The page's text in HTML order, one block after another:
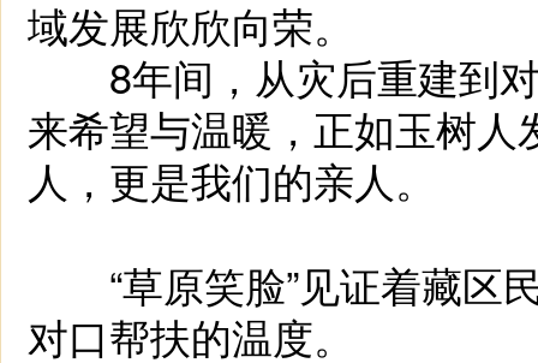
域发展欣欣向荣。
8年间，从灾后重建到对
来希望与温暖，正如玉树
人，更是我们的亲人。
“草原笑脸”见证着藏区
对口帮扶的温度。